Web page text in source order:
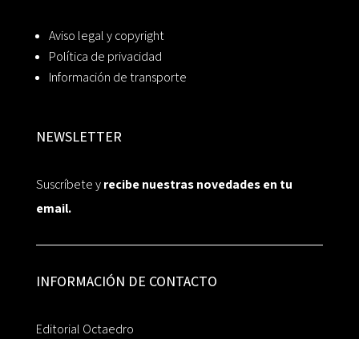
Aviso legal y copyright
Política de privacidad
Información de transporte
NEWSLETTER
Suscríbete yrecibe nuestras novedades en tu
email.
INFORMACIÓN DE CONTACTO
Editorial Octaedro